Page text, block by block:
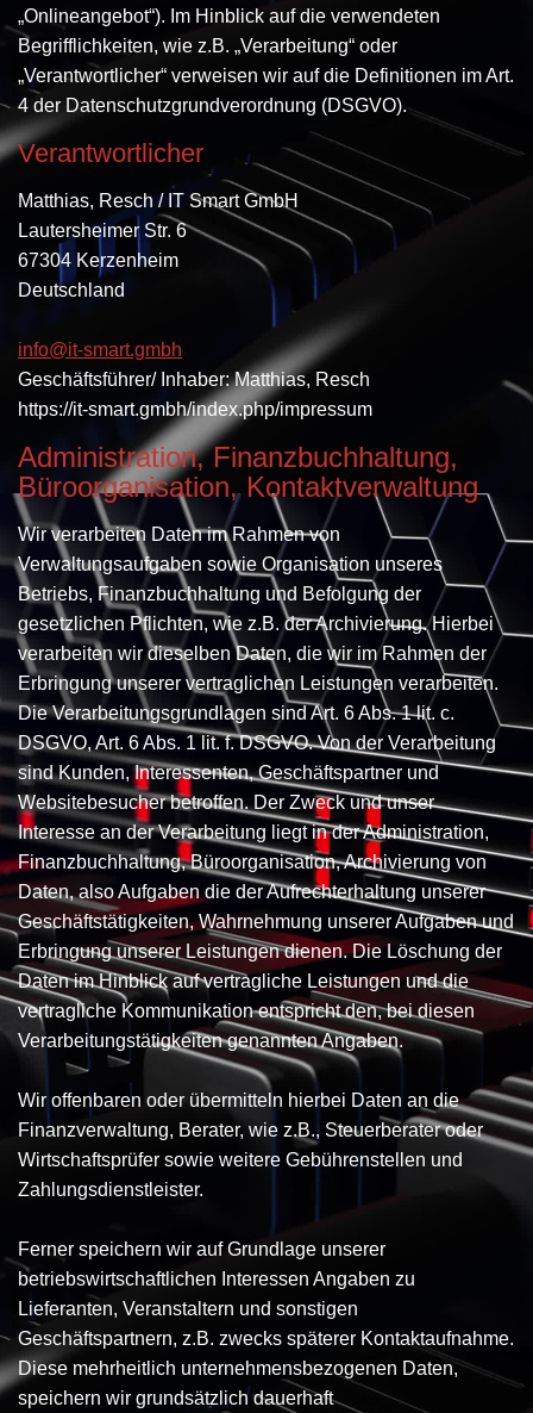
„Onlineangebot“). Im Hinblick auf die verwendeten
Begrifflichkeiten, wie z.B. „Verarbeitung“ oder
„Verantwortlicher“ verweisen wir auf die Definitionen im Art.
4 der Datenschutzgrundverordnung (DSGVO).
Verantwortlicher
Matthias, Resch / IT Smart GmbH
Lautersheimer Str. 6
67304 Kerzenheim
Deutschland
info@it-smart.gmbh
Geschäftsführer/ Inhaber: Matthias, Resch
https://it-smart.gmbh/index.php/impressum
Administration, Finanzbuchhaltung,
Büroorganisation, Kontaktverwaltung
Wir verarbeiten Daten im Rahmen von
Verwaltungsaufgaben sowie Organisation unseres
Betriebs, Finanzbuchhaltung und Befolgung der
gesetzlichen Pflichten, wie z.B. der Archivierung. Hierbei
verarbeiten wir dieselben Daten, die wir im Rahmen der
Erbringung unserer vertraglichen Leistungen verarbeiten.
Die Verarbeitungsgrundlagen sind Art. 6 Abs. 1 lit. c.
DSGVO, Art. 6 Abs. 1 lit. f. DSGVO. Von der Verarbeitung
sind Kunden, Interessenten, Geschäftspartner und
Websitebesucher betroffen. Der Zweck und unser
Interesse an der Verarbeitung liegt in der Administration,
Finanzbuchhaltung, Büroorganisation, Archivierung von
Daten, also Aufgaben die der Aufrechterhaltung unserer
Geschäftstätigkeiten, Wahrnehmung unserer Aufgaben und
Erbringung unserer Leistungen dienen. Die Löschung der
Daten im Hinblick auf vertragliche Leistungen und die
vertragliche Kommunikation entspricht den, bei diesen
Verarbeitungstätigkeiten genannten Angaben.
Wir offenbaren oder übermitteln hierbei Daten an die
Finanzverwaltung, Berater, wie z.B., Steuerberater oder
Wirtschaftsprüfer sowie weitere Gebührenstellen und
Zahlungsdienstleister.
Ferner speichern wir auf Grundlage unserer
betriebswirtschaftlichen Interessen Angaben zu
Lieferanten, Veranstaltern und sonstigen
Geschäftspartnern, z.B. zwecks späterer Kontaktaufnahme.
Diese mehrheitlich unternehmensbezogenen Daten,
speichern wir grundsätzlich dauerhaft